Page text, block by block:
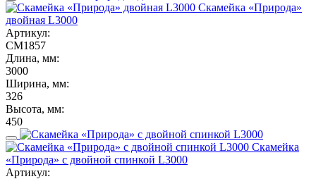
Скамейка «Природа»
двойная L3000
Артикул:
СМ1857
Длина, мм:
3000
Ширина, мм:
326
Высота, мм:
450
Скамейка
«Природа» с двойной спинкой L3000
Артикул: